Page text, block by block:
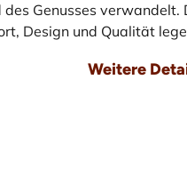
Genusses
Design und Qualität
Weitere